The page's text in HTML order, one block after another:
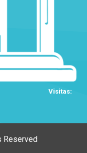
Visitas:
Reserved